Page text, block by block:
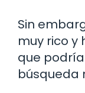
Sin
muy rico y
que
búsqueda